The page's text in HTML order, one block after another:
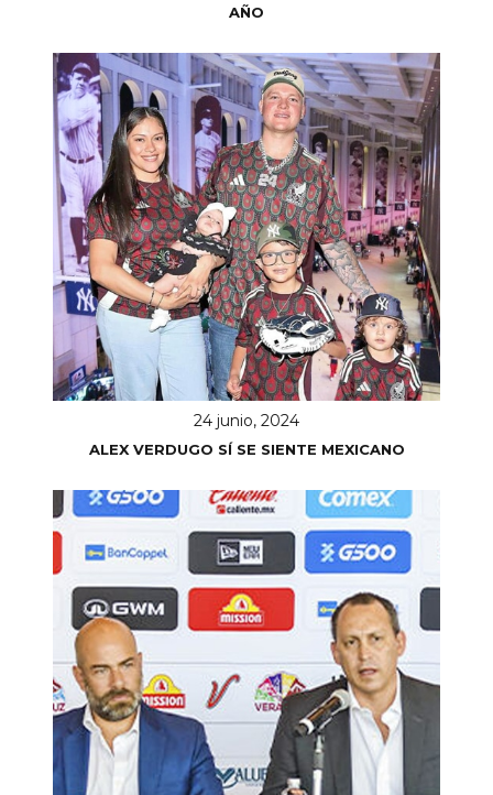
AÑO
24 junio, 2024
ALEX VERDUGO SÍ SE SIENTE MEXICANO